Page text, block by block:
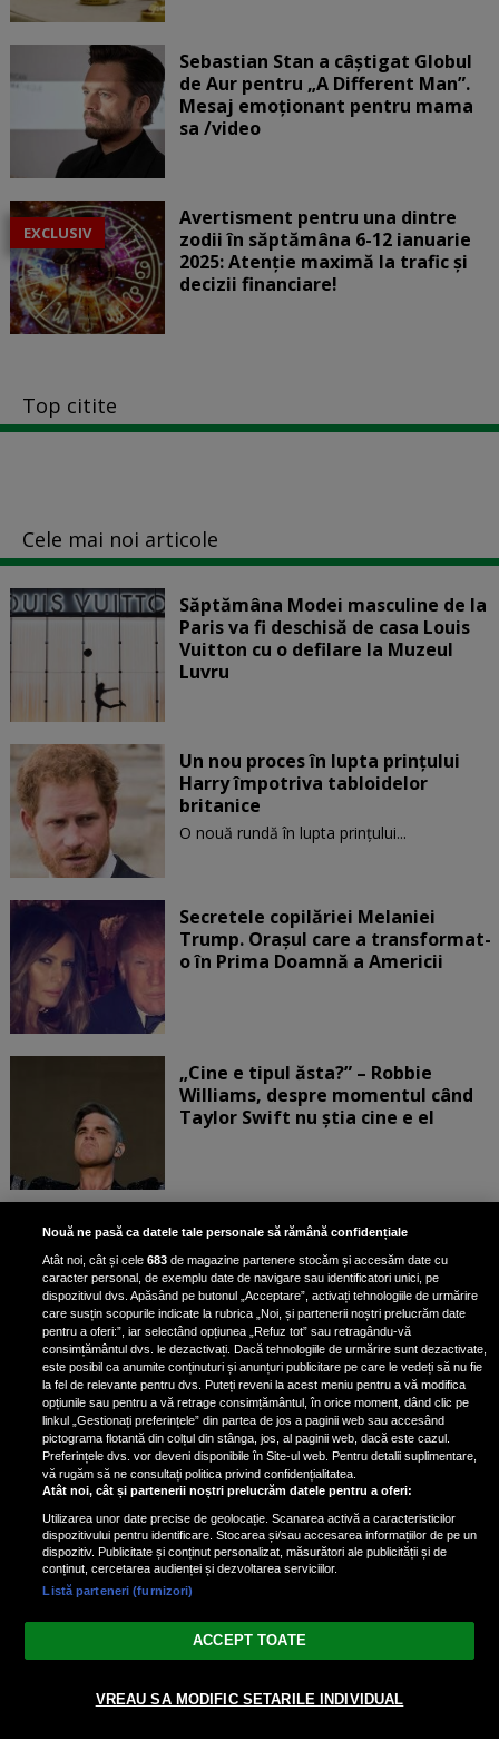
Sebastian Stan a câștigat Globul
de Aur pentru „A Different Man”.
Mesaj emoționant pentru mama
sa /video
EXCLUSIV
Avertisment pentru una dintre
zodii în săptămâna 6-12 ianuarie
2025: Atenție maximă la trafic și
decizii financiare!
Top citite
Cele mai noi articole
Săptămâna Modei masculine de la
Paris va fi deschisă de casa Louis
Vuitton cu o defilare la Muzeul
Luvru
Un nou proces în lupta prinţului
Harry împotriva tabloidelor
britanice
O nouă rundă în lupta prinţului...
Secretele copilăriei Melaniei
Trump. Orașul care a transformat-
o în Prima Doamnă a Americii
„Cine e tipul ăsta?” – Robbie
Williams, despre momentul când
Taylor Swift nu știa cine e el
Bruce Dickinson, solistul trupei
Iron Maiden, şi-a arătat talentul
de scrimer la un concurs în Franţa
Nicki Minaj, acuzată de agresiune
de fostul manager: Detalii șocante
din proces
Nicki Minaj le-a lăudat pe...
Vezi varianta Desktop
© 2026 radiodcnews.ro | Toate drepturile rezervate.
Nouă ne pasă ca datele tale personale să rămână confidențiale
Atât noi, cât și cele683 de magazine partenere stocăm și accesăm date cu
caracter personal, de exemplu date de navigare sau identificatori unici, pe
dispozitivul dvs. Apăsând pe butonul „Acceptare”, activați tehnologiile de urmărire
care susțin scopurile indicate la rubrica „Noi, și partenerii noștri prelucrăm date
pentru a oferi:”, iar selectând opțiunea „Refuz tot” sau retragându-vă
consimțământul dvs. le dezactivați. Dacă tehnologiile de urmărire sunt dezactivate,
este posibil ca anumite conținuturi și anunțuri publicitare pe care le vedeți să nu fie
la fel de relevante pentru dvs. Puteți reveni la acest meniu pentru a vă modifica
opțiunile sau pentru a vă retrage consimțământul, în orice moment, dând clic pe
linkul „Gestionați preferințele” din partea de jos a paginii web sau accesând
pictograma flotantă din colțul din stânga, jos, al paginii web, dacă este cazul.
Preferințele dvs. vor deveni disponibile în Site-ul web. Pentru detalii suplimentare,
vă rugăm să ne consultați politica privind confidențialitatea.
Atât noi, cât și partenerii noștri prelucrăm datele pentru a oferi:
Utilizarea unor date precise de geolocație. Scanarea activă a caracteristicilor
dispozitivului pentru identificare. Stocarea și/sau accesarea informațiilor de pe un
dispozitiv. Publicitate și conținut personalizat, măsurători ale publicității și de
conținut, cercetarea audienței și dezvoltarea serviciilor.
Listă parteneri (furnizori)
ACCEPT TOATE
VREAU SA MODIFIC SETARILE INDIVIDUAL